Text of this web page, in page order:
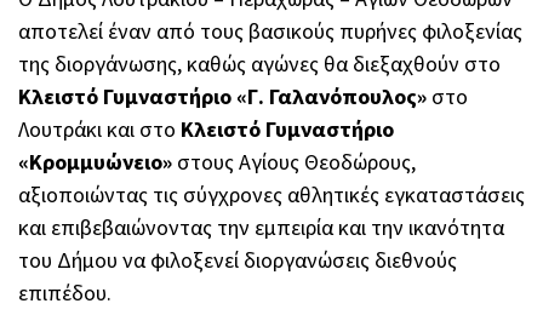
αποτελεί έναν από τους βασικούς πυρήνες φιλοξενίας
της διοργάνωσης, καθώς αγώνες θα διεξαχθούν στο
Κλειστό Γυμναστήριο «Γ. Γαλανόπουλος» στο
Λουτράκι και στο Κλειστό Γυμναστήριο
«Κρομμυώνειο» στους Αγίους Θεοδώρους,
αξιοποιώντας τις σύγχρονες αθλητικές εγκαταστάσεις
και επιβεβαιώνοντας την εμπειρία και την ικανότητα
του Δήμου να φιλοξενεί διοργανώσεις διεθνούς
επιπέδου.